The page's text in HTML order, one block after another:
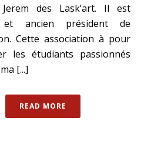
Jerem des Lask’art. Il est
et ancien président de
Cette association à pour
les étudiants passionnés
[...]
READ MORE